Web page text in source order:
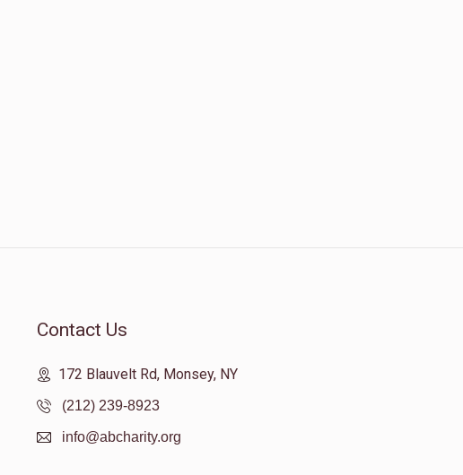
Contact Us
172 Blauvelt Rd, Monsey, NY
(212) 239-8923
info@abcharity.org